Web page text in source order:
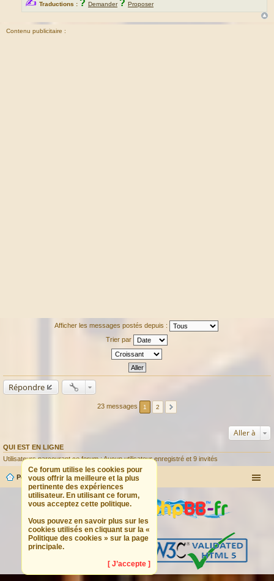
✍ Traductions : ? Demander ? Proposer
Contenu publicitaire :
Afficher les messages postés depuis :
Trier par
Répondre
23 messages 1 2
Aller à
QUI EST EN LIGNE
Utilisateurs parcourant ce forum : Aucun utilisateur enregistré et 9 invités
Ce forum utilise les cookies pour
vous offrir la meilleure et la plus
pertinente des expériences
utilisateur. En utilisant ce forum,
vous acceptez cette politique.
Vous pouvez en savoir plus sur les
cookies utilisés en cliquant sur la «
Politique des cookies » sur la page
principale.
[ J’accepte ]
Portail Forum